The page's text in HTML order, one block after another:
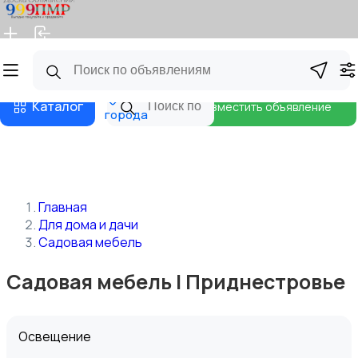
Главная
Каталог
города
Разместить объявление
Главная
Для дома и дачи
Садовая мебель
Садовая мебель | Приднестровье
Освещение